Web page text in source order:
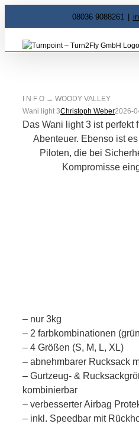
08036 9088261
I N F O → WOODY VALLEY
Wani light 3Christoph Weber2026-
Das Wani light 3 ist
Abenteuer. Ebenso ist
Piloten, die bei
Kompromisse
– nur 3kg
– 2 farbkombinationen
– 4 Größen (S, M, L, XL)
– abnehmbarer Rucksack
– Gurtzeug- &
kombinierbar
– verbesserter Airbag
– inkl. Speedbar mit